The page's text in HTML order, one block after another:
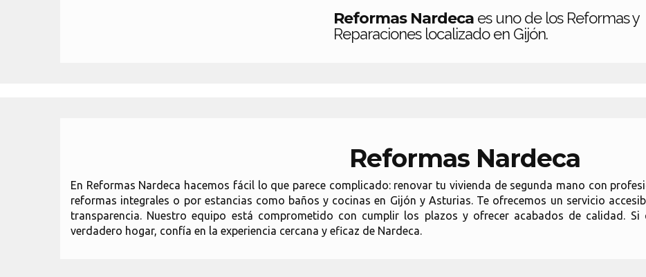
Reformas Nardeca es uno de los Reformas y
Reparaciones localizado en Gijón.
Reformas Nardeca
En Reformas Nardeca hacemos fácil lo que parece complicado: renovar tu vivienda de segunda mano con
reformas integrales o por estancias como baños y cocinas en Gijón y Asturias. Te ofrecemos un servicio
transparencia. Nuestro equipo está comprometido con cumplir los plazos y ofrecer acabados de calidad.
verdadero hogar, confía en la experiencia cercana y eficaz de Nardeca.